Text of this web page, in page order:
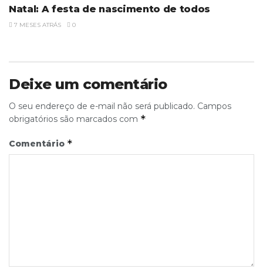
Natal: A festa de nascimento de todos
7 MESES ATRÁS 0
Deixe um comentário
O seu endereço de e-mail não será publicado. Campos
obrigatórios são marcados com *
Comentário *